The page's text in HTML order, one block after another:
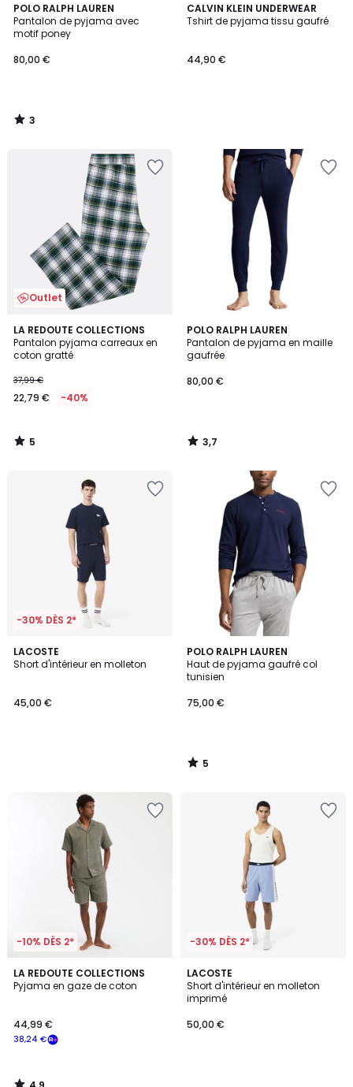
POLO RALPH LAUREN
Pantalon de pyjama avec
motif poney
80,00 €
3
/
5
3
/
CALVIN KLEIN UNDERWEAR
Tshirt de pyjama tissu gaufré
44,90 €
Outlet
LA REDOUTE COLLECTIONS
Pantalon pyjama carreaux en
coton gratté
37,99 €
22,79 € -40%
5
/
5
5
/
POLO RALPH LAUREN
Pantalon de pyjama en maille
gaufrée
80,00 €
3,7
/ 5
3,7
/
-30% DÈS 2*
LACOSTE
Short d'intérieur en molleton
45,00 €
POLO RALPH LAUREN
Haut de pyjama gaufré col
tunisien
75,00 €
5
/
5
5
/
-10% DÈS 2*
LA REDOUTE COLLECTIONS
Pyjama en gaze de coton
38,24 €
44,99 €
4,9
/ 5
-30% DÈS 2*
LACOSTE
Short d'intérieur en molleton
imprimé
50,00 €